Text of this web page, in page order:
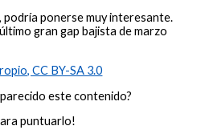
podría ponerse muy interesante.
gran gap bajista de marzo
CC BY-SA 3.0
este contenido?
puntuarlo!